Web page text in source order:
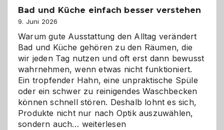
Bad und Küche einfach besser verstehen
9. Juni 2026
Warum gute Ausstattung den Alltag verändert
Bad und Küche gehören zu den Räumen, die
wir jeden Tag nutzen und oft erst dann bewusst
wahrnehmen, wenn etwas nicht funktioniert.
Ein tropfender Hahn, eine unpraktische Spüle
oder ein schwer zu reinigendes Waschbecken
können schnell stören. Deshalb lohnt es sich,
Produkte nicht nur nach Optik auszuwählen,
sondern auch… Bad
weiterlesen